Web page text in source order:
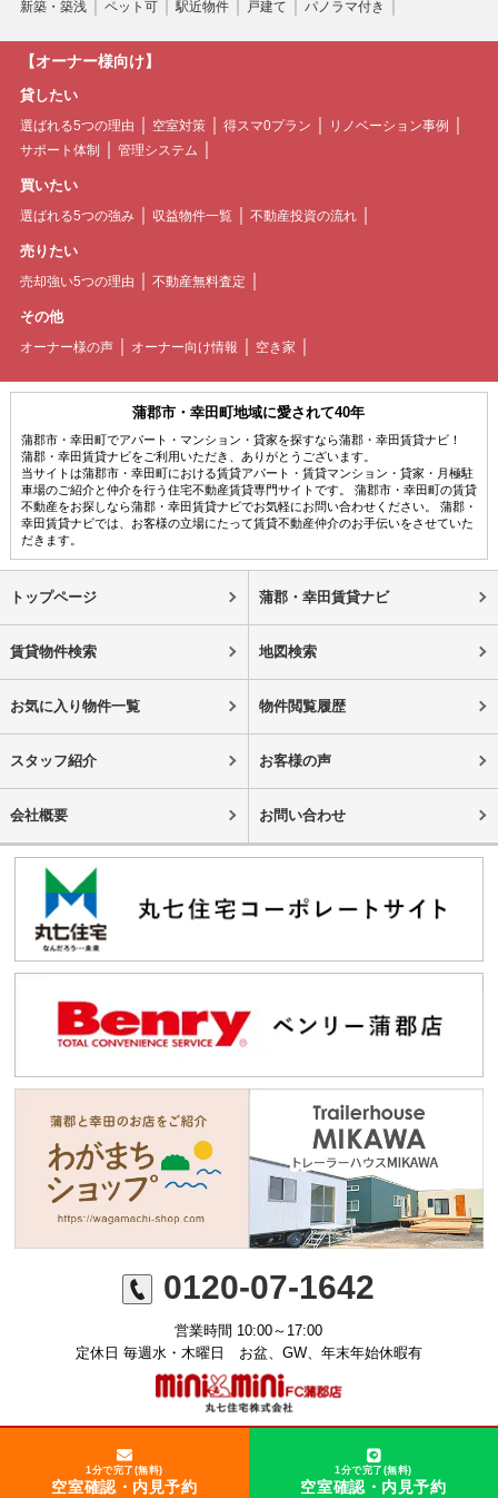
新築・築浅
ペット可 駅近物件 戸建て パノラマ付き
【オーナー様向け】
貸したい
選ばれる5つの理由 空室対策 得スマ0プラン
リノベーション事例
サポート体制
管理システム
買いたい
選ばれる5つの強み 収益物件一覧 不動産投資の流れ
売りたい
売却強い5つの理由 不動産無料査定
その他
オーナー様の声 オーナー向け情報 空き家
蒲郡市・幸田町地域に愛されて40年
蒲郡市・幸田町でアパート・マンション・貸家を探すなら蒲郡・幸田賃貸ナビ！
蒲郡・幸田賃貸ナビをご利用いただき、ありがとうございます。
当サイトは蒲郡市・幸田町における賃貸アパート・賃貸マンション・貸家・月極駐
車場のご紹介と仲介を行う住宅不動産賃貸専門サイトです。 蒲郡市・幸田町の賃貸
不動産をお探しなら蒲郡・幸田賃貸ナビでお気軽にお問い合わせください。 蒲郡・
幸田賃貸ナビでは、お客様の立場にたって賃貸不動産仲介のお手伝いをさせていた
だきます。
トップページ 蒲郡・幸田賃貸ナビ
賃貸物件検索 地図検索
お気に入り物件一覧 物件閲覧履歴
スタッフ紹介 お客様の声
会社概要 お問い合わせ
0120-07-1642
営業時間 10:00～17:00
定休日 毎週水・木曜日 お盆、GW、年末年始休暇有
1分で完了(無料)
空室確認・内見予約
1分で完了(無料)
空室確認・内見予約